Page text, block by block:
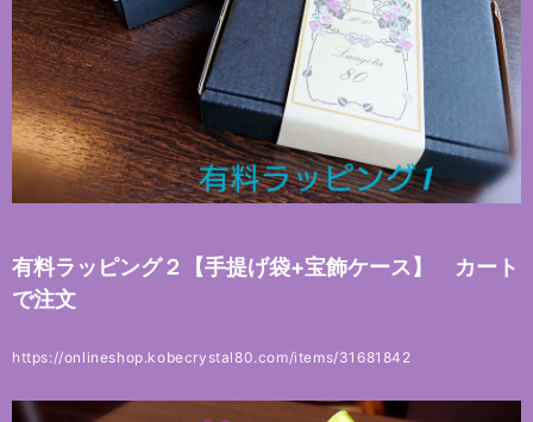
有料ラッピング２【手提げ袋+宝飾ケース】 カート
で注文
https://onlineshop.kobecrystal80.com/items/31681842